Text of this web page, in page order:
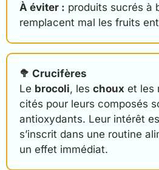
À éviter : produits sucrés à
remplacent mal les fruits
🥦 Crucifères
Le brocoli, les choux et les
cités pour leurs composés
antioxydants. Leur intérêt
s’inscrit dans une routine
un effet immédiat.